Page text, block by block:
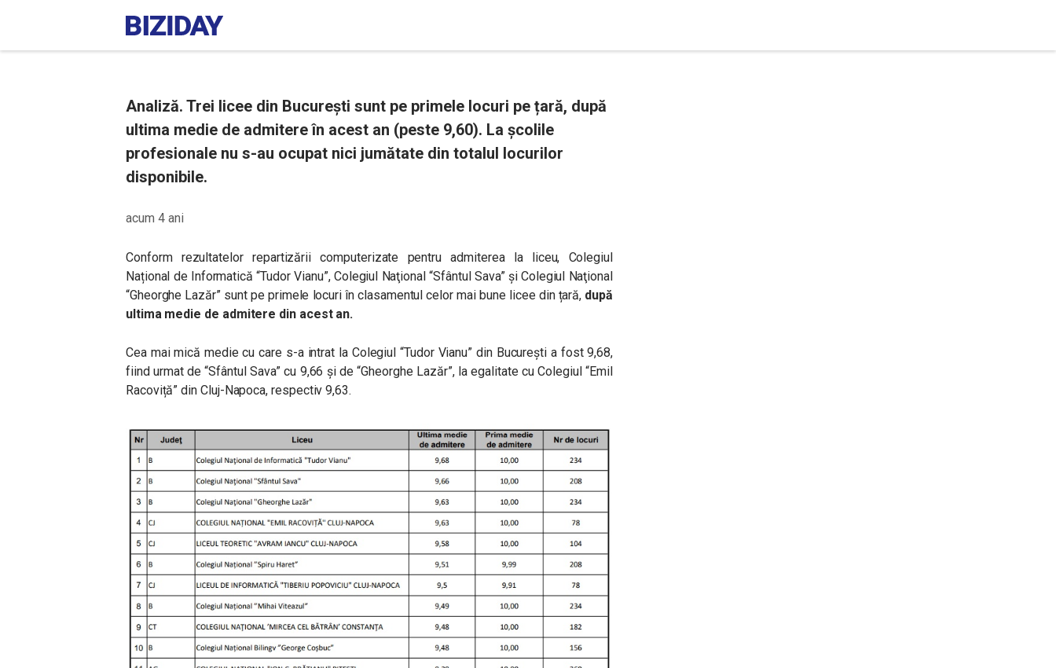
Analiză. Trei licee din București sunt pe primele locuri pe țară, după
ultima medie de admitere în acest an (peste 9,60). La școlile
profesionale nu s-au ocupat nici jumătate din totalul locurilor
disponibile.
acum 4 ani
Conform rezultatelor repartizării computerizate pentru admiterea la liceu, Colegiul
Național de Informatică “Tudor Vianu”, Colegiul Naţional “Sfântul Sava” și Colegiul Naţional
“Gheorghe Lazăr” sunt pe primele locuri în clasamentul celor mai bune licee din țară, după
ultima medie de admitere din acest an.
Cea mai mică medie cu care s-a intrat la Colegiul “Tudor Vianu” din București a fost 9,68,
fiind urmat de “Sfântul Sava” cu 9,66 și de “Gheorghe Lazăr”, la egalitate cu Colegiul “Emil
Racoviță” din Cluj-Napoca, respectiv 9,63.